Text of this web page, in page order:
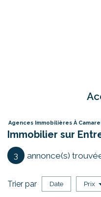
Agences Immobilières À
Immobilier sur
3 annonce(s)
Trier par Date Prix